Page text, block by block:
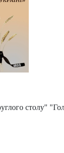
столу"